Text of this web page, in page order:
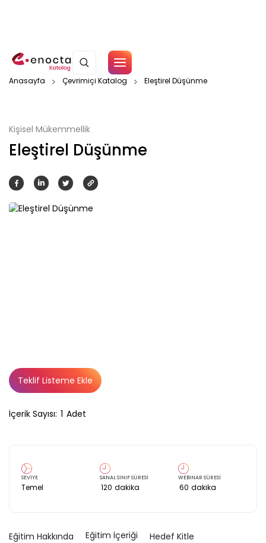
Çerez Politikamız
Anasayfa Çevrimiçi Katalog Eleştirel Düşünme
Kişisel Mükemmellik
Eleştirel Düşünme
İçerik Sayısı: 1 Adet
SEVİYE
Temel
SANAL SINIF SÜRESİ
120 dakika
WEBINAR SÜRESİ
60 dakika
Teklif Listeme Ekle
Eğitim Hakkında Eğitim İçeriği Hedef Kitle